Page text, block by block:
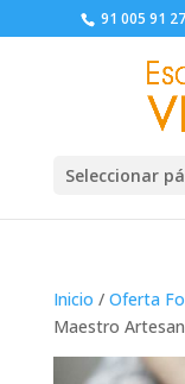
91 005 91 27
Seleccionar
Inicio / Oferta
Maestro